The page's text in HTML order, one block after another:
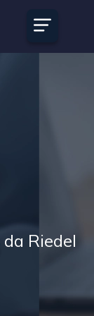
da Riedel